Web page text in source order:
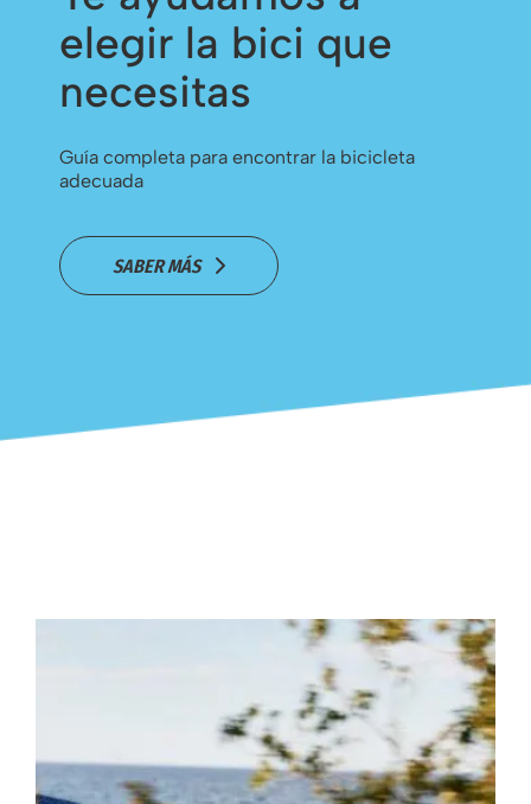
elegir la bici que
necesitas
Guía completa para encontrar la bicicleta
adecuada
SABER MÁS